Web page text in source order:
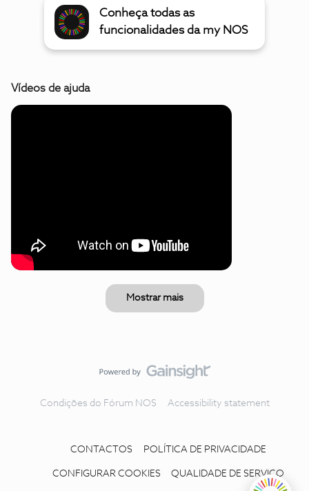
Conheça todas as
funcionalidades da my NOS
Vídeos de ajuda
Mostrar mais
Condições do Fórum NOS Accessibility statement
CONTACTOS POLÍTICA DE PRIVACIDADE
CONFIGURAR COOKIES QUALIDADE DE SERVIÇO